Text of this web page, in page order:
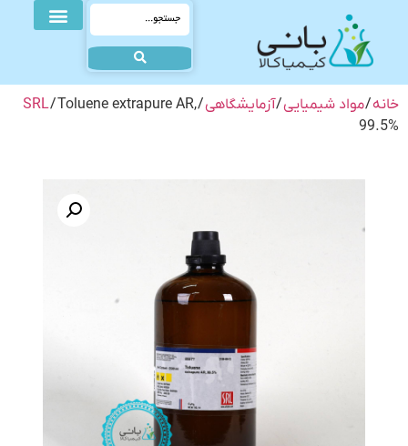
خانه/مواد شیمیایی/آزمایشگاهی/
SRL/ Toluene extrapure AR,
99.5%